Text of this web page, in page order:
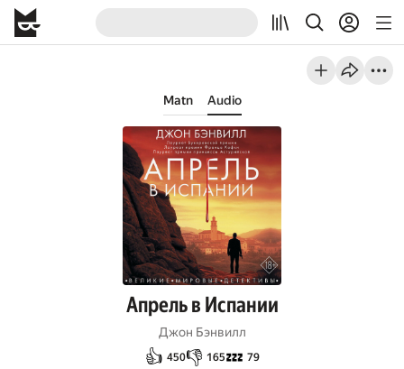
Matn Audio
Апрель в Испании
Джон Бэнвилл
👍 450👎 165💤 79